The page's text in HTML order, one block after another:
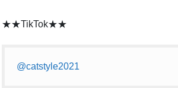
★★TikTok★★
@catstyle2021